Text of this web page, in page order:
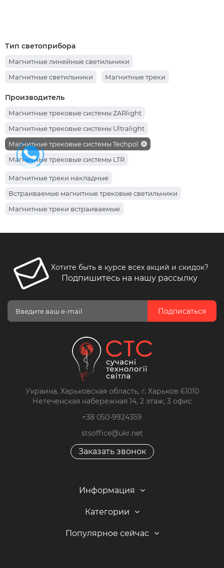
Тип светоприбора
Магнитные линейные светильники
Магнитные светильники
Магнитные треки
Производитель
Магнитные трековые системы ZARlight
Магнитные трековые системы Ultralight
Магнитные трековые системы Techpol
Магнитные трековые системы LTR
Магнитные трековые системы Light hub
Магнитные трековые системы Electro House
Магнитные трековые системы Ardero
Магнитные треки накладные
Встраиваемые магнитные трековые светильники
Магнитные треки встраиваемые
Хотите быть в курсе всех акций и скидок?
Подпишитесь на нашу рассылку
Подписаться
Украина, Харьковская область, г. Харьков 61010
Нетеченская набережная 14, 2 этаж, 3 офис
+38 050-9924359
stsoffice@ukr.net
Заказать звонок
Информация
Категории
Популярное сейчас